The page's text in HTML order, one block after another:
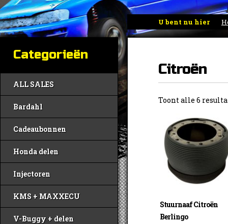
U bent nu hier
Sparco»Citroën
Categorieën
ALL SALES
Bardahl
Cadeaubonnen
Honda delen
Injectoren
KMS + MAXXECU
V-Buggy + delen
Citroën
Toont alle 6
Stuurnaaf Citroën
Berlingo